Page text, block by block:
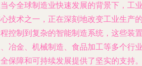
今全球制造业快速发展的背景下，工
技术之一，正在深刻地改变工业生产
控制到复杂的智能制造系统，这些装
冶金、机械制造、食品加工等多个行
保障和可持续发展提供了坚实的支持